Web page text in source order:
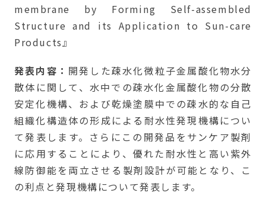
membrane by Forming Self-assembled
Structure and its Application to Sun-care
Products』
発表内容： 開発した疎水化微粒子金属酸化物水分
散体に関して、水中での疎水化金属酸化物の分散
安定化機構、および乾燥塗膜中での疎水的な自己
組織化構造体の形成による耐水性発現機構につい
て発表します。さらにこの開発品をサンケア製剤
に応用することにより、優れた耐水性と高い紫外
線防御能を両立させる製剤設計が可能となり、こ
の利点と発現機構について発表します。